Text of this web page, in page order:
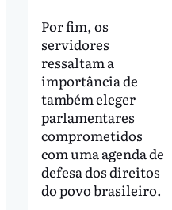
Por fim, os
servidores
ressaltam a
importância de
também eleger
parlamentares
comprometidos
com uma agenda de
defesa dos direitos
do povo brasileiro.